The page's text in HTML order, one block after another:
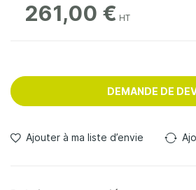
261,00 €
DEMANDE DE
Ajouter à ma liste d’envie